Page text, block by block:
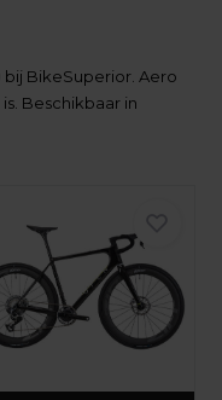
bij BikeSuperior. Aero
Beschikbaar in